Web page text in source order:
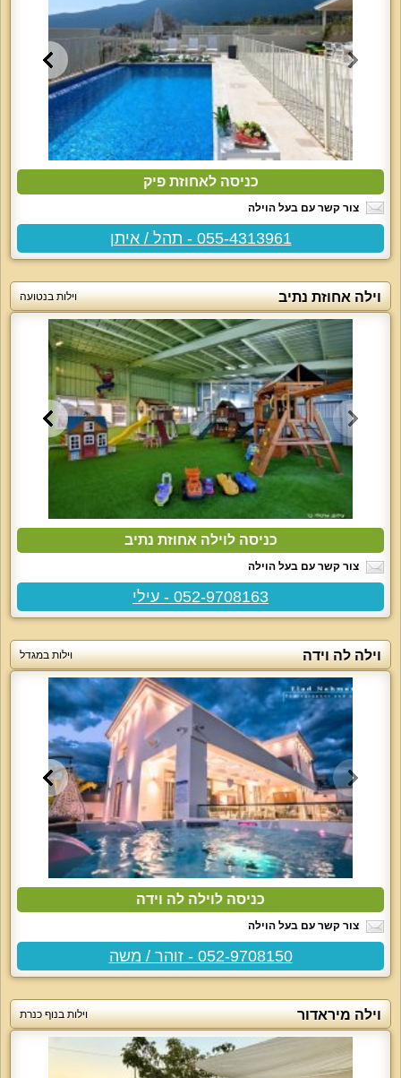
כניסה לאחוזת פיק
צור קשר עם בעל הוילה
055-4313961 - תהל / איתן
וילה אחוזת נתיב וילות בנטועה
כניסה לוילה אחוזת נתיב
צור קשר עם בעל הוילה
052-9708163 - עילי
וילה לה וידה וילות במגדל
כניסה לוילה לה וידה
צור קשר עם בעל הוילה
052-9708150 - זוהר / משה
וילה מיראדור וילות בנוף כנרת